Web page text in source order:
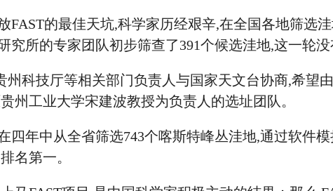
FAST的最佳天坑,科学家历经艰辛,在全国各地筛选
究所的专家团队初步筛查了391个候选洼地,这一轮没
州科技厅等相关部门负责人与国家天文台协商,希望
州工业大学宋建波教授为负责人的选址团队。
四年中从全省筛选743个喀斯特峰丛洼地,通过软件
名第一。